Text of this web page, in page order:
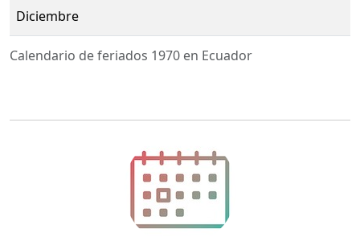
Calendario de feriados 1970 en Ecuador
Diciembre